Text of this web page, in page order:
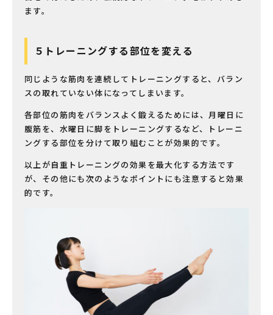
ます。
５トレーニングする部位を変える
同じような筋肉を連続してトレーニングすると、バラン
スの取れていない体になってしまいます。
各部位の筋肉をバランスよく鍛えるためには、月曜日に
腹筋を、水曜日に脚をトレーニングするなど、トレーニ
ングする部位を分けて取り組むことが効果的です。
以上が自重トレーニングの効果を最大化する方法です
が、その他にも次のようなポイントにも注意すると効果
的です。